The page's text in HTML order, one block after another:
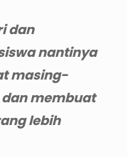
dan
nantinya
masing-
membuat
lebih